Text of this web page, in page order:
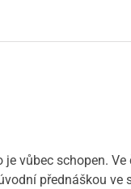
vůbec schopen.
přednáškou ve